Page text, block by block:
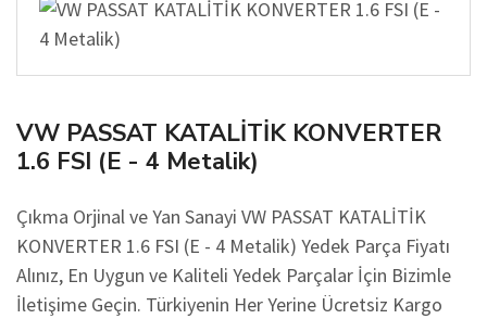
VW PASSAT KATALİTİK KONVERTER
1.6 FSI (E - 4 Metalik)
Çıkma Orjinal ve Yan Sanayi VW PASSAT KATALİTİK
KONVERTER 1.6 FSI (E - 4 Metalik) Yedek Parça Fiyatı
Alınız, En Uygun ve Kaliteli Yedek Parçalar İçin Bizimle
İletişime Geçin. Türkiyenin Her Yerine Ücretsiz Kargo